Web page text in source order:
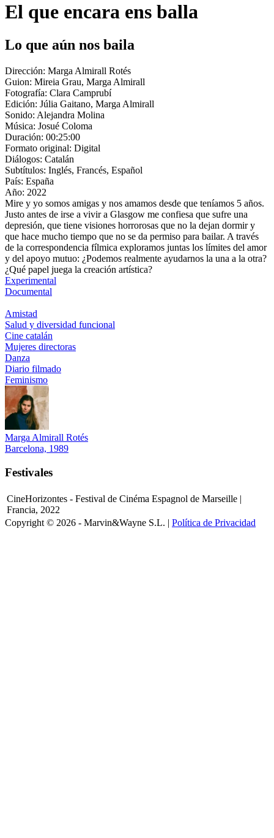
El que encara ens balla
Lo que aún nos baila
Dirección: Marga Almirall Rotés
Guion: Mireia Grau, Marga Almirall
Fotografía: Clara Camprubí
Edición: Júlia Gaitano, Marga Almirall
Sonido: Alejandra Molina
Música: Josué Coloma
Duración: 00:25:00
Formato original: Digital
Diálogos: Catalán
Subtítulos: Inglés, Francés, Español
País: España
Año: 2022
Mire y yo somos amigas y nos amamos desde que teníamos 5 años.
Justo antes de irse a vivir a Glasgow me confiesa que sufre una
depresión, que tiene visiones horrorosas que no la dejan dormir y
que hace mucho tiempo que no se da permiso para bailar. A través
de la correspondencia fílmica exploramos juntas los límites del amor
y del apoyo mutuo: ¿Podemos realmente ayudarnos la una a la otra?
¿Qué papel juega la creación artística?
Experimental
Documental
Amistad
Salud y diversidad funcional
Cine catalán
Mujeres directoras
Danza
Diario filmado
Feminismo
Marga Almirall Rotés
Barcelona, 1989
Festivales
CineHorizontes - Festival de Cinéma Espagnol de Marseille |
Francia, 2022
Copyright © 2026 - Marvin&Wayne S.L. | Política de Privacidad